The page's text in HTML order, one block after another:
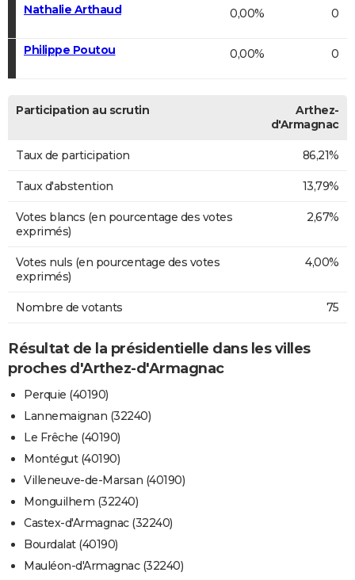
Nathalie Arthaud 0,00% 0
Philippe Poutou 0,00% 0
Participation au scrutin
Arthez-
d'Armagnac
Taux de participation 86,21%
Taux d'abstention 13,79%
Votes blancs (en pourcentage des votes
exprimés)
2,67%
Votes nuls (en pourcentage des votes
exprimés)
4,00%
Nombre de votants 75
Résultat de la présidentielle dans les villes
proches d'Arthez-d'Armagnac
Perquie (40190)
Lannemaignan (32240)
Le Frêche (40190)
Montégut (40190)
Villeneuve-de-Marsan (40190)
Monguilhem (32240)
Castex-d'Armagnac (32240)
Bourdalat (40190)
Mauléon-d'Armagnac (32240)